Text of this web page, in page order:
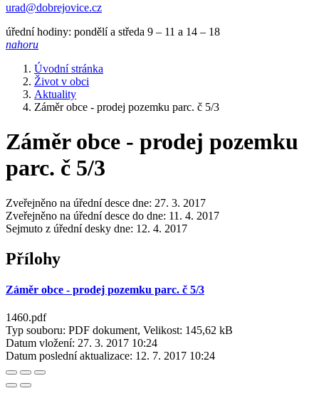
urad@dobrejovice.cz
úřední hodiny: pondělí a středa 9 – 11 a 14 – 18
nahoru
Úvodní stránka
Život v obci
Aktuality
Záměr obce - prodej pozemku parc. č 5/3
Záměr obce - prodej pozemku
parc. č 5/3
Zveřejněno na úřední desce dne: 27. 3. 2017
Zveřejněno na úřední desce do dne: 11. 4. 2017
Sejmuto z úřední desky dne: 12. 4. 2017
Přílohy
Záměr obce - prodej pozemku parc. č 5/3
1460.pdf
Typ souboru: PDF dokument, Velikost: 145,62 kB
Datum vložení: 27. 3. 2017 10:24
Datum poslední aktualizace: 12. 7. 2017 10:24